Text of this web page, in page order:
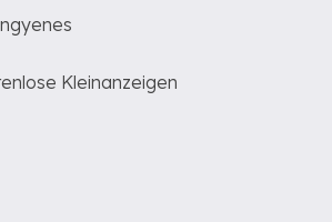
Kleinanzeigen